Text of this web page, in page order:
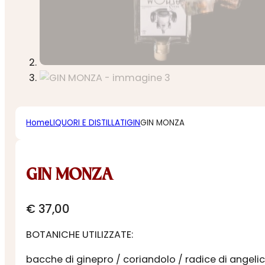
HomeLIQUORI E DISTILLATIGINGIN MONZA
GIN MONZA
€ 37,00
BOTANICHE UTILIZZATE:
bacche di ginepro / coriandolo / radice di